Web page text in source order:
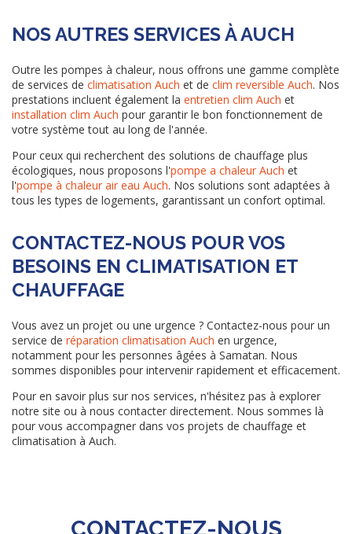
NOS AUTRES SERVICES À AUCH
Outre les pompes à chaleur, nous offrons une gamme complète
de services de climatisation Auch et de clim reversible Auch. Nos
prestations incluent également la entretien clim Auch et
installation clim Auch pour garantir le bon fonctionnement de
votre système tout au long de l'année.
Pour ceux qui recherchent des solutions de chauffage plus
écologiques, nous proposons l'pompe a chaleur Auch et
l'pompe à chaleur air eau Auch. Nos solutions sont adaptées à
tous les types de logements, garantissant un confort optimal.
CONTACTEZ-NOUS POUR VOS
BESOINS EN CLIMATISATION ET
CHAUFFAGE
Vous avez un projet ou une urgence ? Contactez-nous pour un
service de réparation climatisation Auch en urgence,
notamment pour les personnes âgées à Samatan. Nous
sommes disponibles pour intervenir rapidement et efficacement.
Pour en savoir plus sur nos services, n'hésitez pas à explorer
notre site ou à nous contacter directement. Nous sommes là
pour vous accompagner dans vos projets de chauffage et
climatisation à Auch.
CONTACTEZ-NOUS